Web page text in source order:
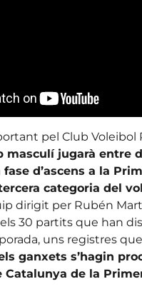
pel Club Voleibol
masculí jugarà entre
d’ascens a la
categoria del
dirigit per Rubén
30 partits que han
uns registres
ganxets s’hagin
Catalunya de la